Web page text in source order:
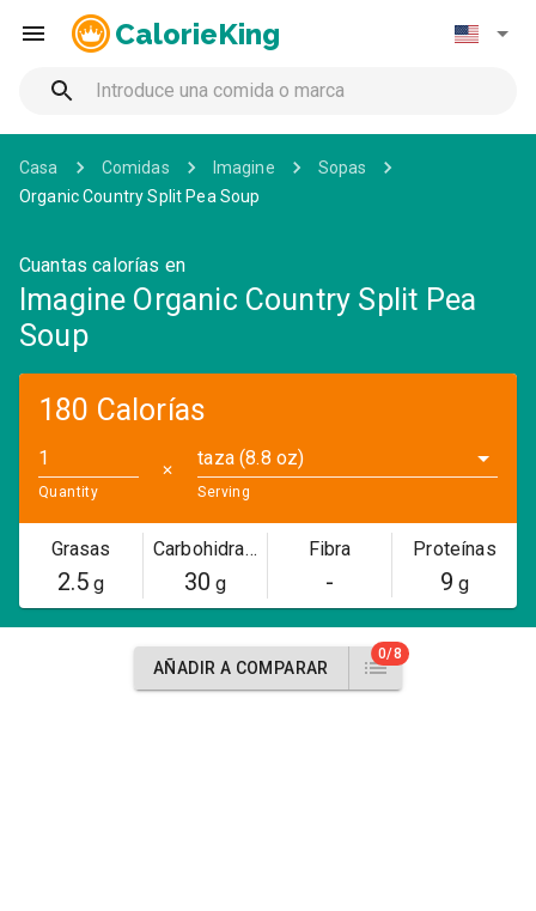
CalorieKing
Casa Comidas Imagine
Sopas
Organic Country Split Pea Soup
Cuantas calorías en
Imagine Organic Country Split Pea
Soup
180 Calorías
Quantity
✕
taza (8.8 oz)
Serving
Grasas
2.5g
Carbohidratos
30 g
Fibra
-
Proteínas
9 g
AÑADIR A COMPARAR
0/8